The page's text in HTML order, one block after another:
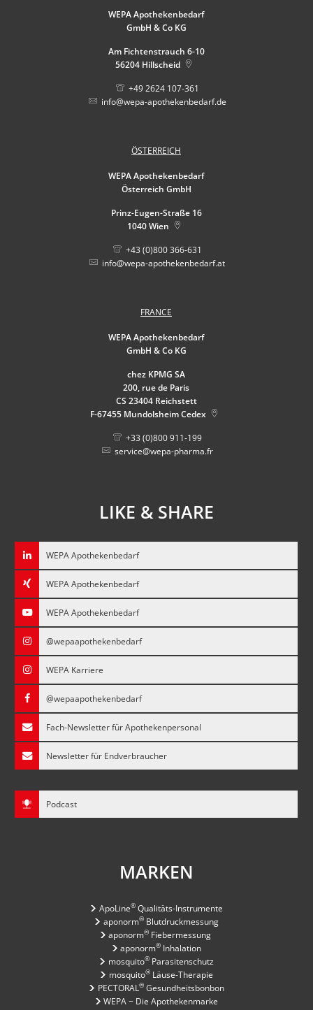
WEPA Apothekenbedarf
GmbH & Co KG
Am Fichtenstrauch 6-10
56204 Hillscheid
+49 2624 107-361
info@wepa-apothekenbedarf.de
ÖSTERREICH
WEPA Apothekenbedarf
Österreich GmbH
Prinz-Eugen-Straße 16
1040 Wien
+43 (0)800 366-631
info@wepa-apothekenbedarf.at
FRANCE
WEPA Apothekenbedarf
GmbH & Co KG
chez KPMG SA
200, rue de Paris
CS 23404 Reichstett
F-67455 Mundolsheim Cedex
+33 (0)800 911-199
service@wepa-pharma.fr
LIKE & SHARE
WEPA Apothekenbedarf
WEPA Apothekenbedarf
WEPA Apothekenbedarf
@wepaapothekenbedarf
WEPA Karriere
@wepaapothekenbedarf
Fach-Newsletter für Apothekenpersonal
Newsletter für Endverbraucher
Podcast
MARKEN
ApoLine®Qualitäts-Instrumente
aponorm®Blutdruckmessung
aponorm® Fiebermessung
aponorm® Inhalation
mosquito®Parasitenschutz
mosquito®Läuse-Therapie
PECTORAL®Gesundheitsbonbon
WEPA − Die Apothekenmarke